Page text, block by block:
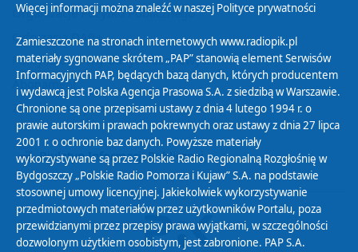
Organizacje Pożytku Publicznego
Cyfryzacja DAB+
Polityka ochrony danych osobowych
Abonament
Zamówienia publiczne
Biuletyn Informacji Publicznej
Więcej informacji można znaleźć w naszej Polityce prywatności
Zamieszczone na stronach internetowych www.radiopik.pl
materiały sygnowane skrótem „PAP” stanowią element Serwisów
Informacyjnych PAP, będących bazą danych, których producentem
i wydawcą jest Polska Agencja Prasowa S.A. z siedzibą w Warszawie.
Chronione są one przepisami ustawy z dnia 4 lutego 1994 r. o
prawie autorskim i prawach pokrewnych oraz ustawy z dnia 27 lipca
2001 r. o ochronie baz danych. Powyższe materiały
wykorzystywane są przez Polskie Radio Regionalną Rozgłośnię w
Bydgoszczy „Polskie Radio Pomorza i Kujaw” S.A. na podstawie
stosownej umowy licencyjnej. Jakiekolwiek wykorzystywanie
przedmiotowych materiałów przez użytkowników Portalu, poza
przewidzianymi przez przepisy prawa wyjątkami, w szczególności
dozwolonym użytkiem osobistym, jest zabronione. PAP S.A.